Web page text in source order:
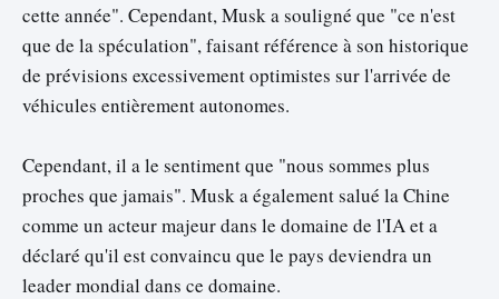
cette année". Cependant, Musk a souligné que "ce n'est
que de la spéculation", faisant référence à son historique
de prévisions excessivement optimistes sur l'arrivée de
véhicules entièrement autonomes.
Cependant, il a le sentiment que "nous sommes plus
proches que jamais". Musk a également salué la Chine
comme un acteur majeur dans le domaine de l'IA et a
déclaré qu'il est convaincu que le pays deviendra un
leader mondial dans ce domaine.